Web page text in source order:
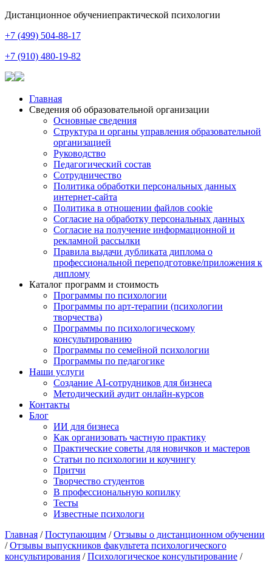
Дистанционное обучениепрактической психологии
+7 (499) 504-88-17
+7 (910) 480-19-82
Главная
Сведения об образовательной организации
Основные сведения
Структура и органы управления образовательной
организацией
Руководство
Педагогический состав
Сотрудничество
Политика обработки персональных данных
интернет-сайта
Политика в отношении файлов cookie
Согласие на обработку персональных данных
Согласие на получение информационной и
рекламной рассылки
Правила выдачи дубликата диплома о
профессиональной переподготовке/приложения к
диплому
Каталог программ и стоимость
Программы по психологии
Программы по арт-терапии (психологии
творчества)
Программы по психологическому
консультированию
Программы по семейной психологии
Программы по педагогике
Наши услуги
Создание AI-сотрудников для бизнеса
Методический аудит онлайн-курсов
Контакты
Блог
ИИ для бизнеса
Как организовать частную практику
Практические советы для новичков и мастеров
Статьи по психологии и коучингу
Притчи
Творчество студентов
В профессиональную копилку
Тесты
Известные психологи
Главная /Поступающим /Отзывы о дистанционном обучении
/Отзывы выпускников факультета психологического
консультирования /Психологическое консультирование /